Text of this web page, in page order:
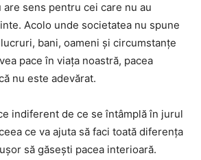
are sens pentru cei care nu au
Acolo unde societatea nu spune
bani, oameni și circumstanțe
pace în viața noastră, pacea
nu este adevărat.
indiferent de ce se întâmplă în jurul
ce va ajuta să faci toată diferența
să găsești pacea interioară.